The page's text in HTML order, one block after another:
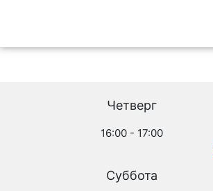
Четверг
16:00 - 17:00
Суббота